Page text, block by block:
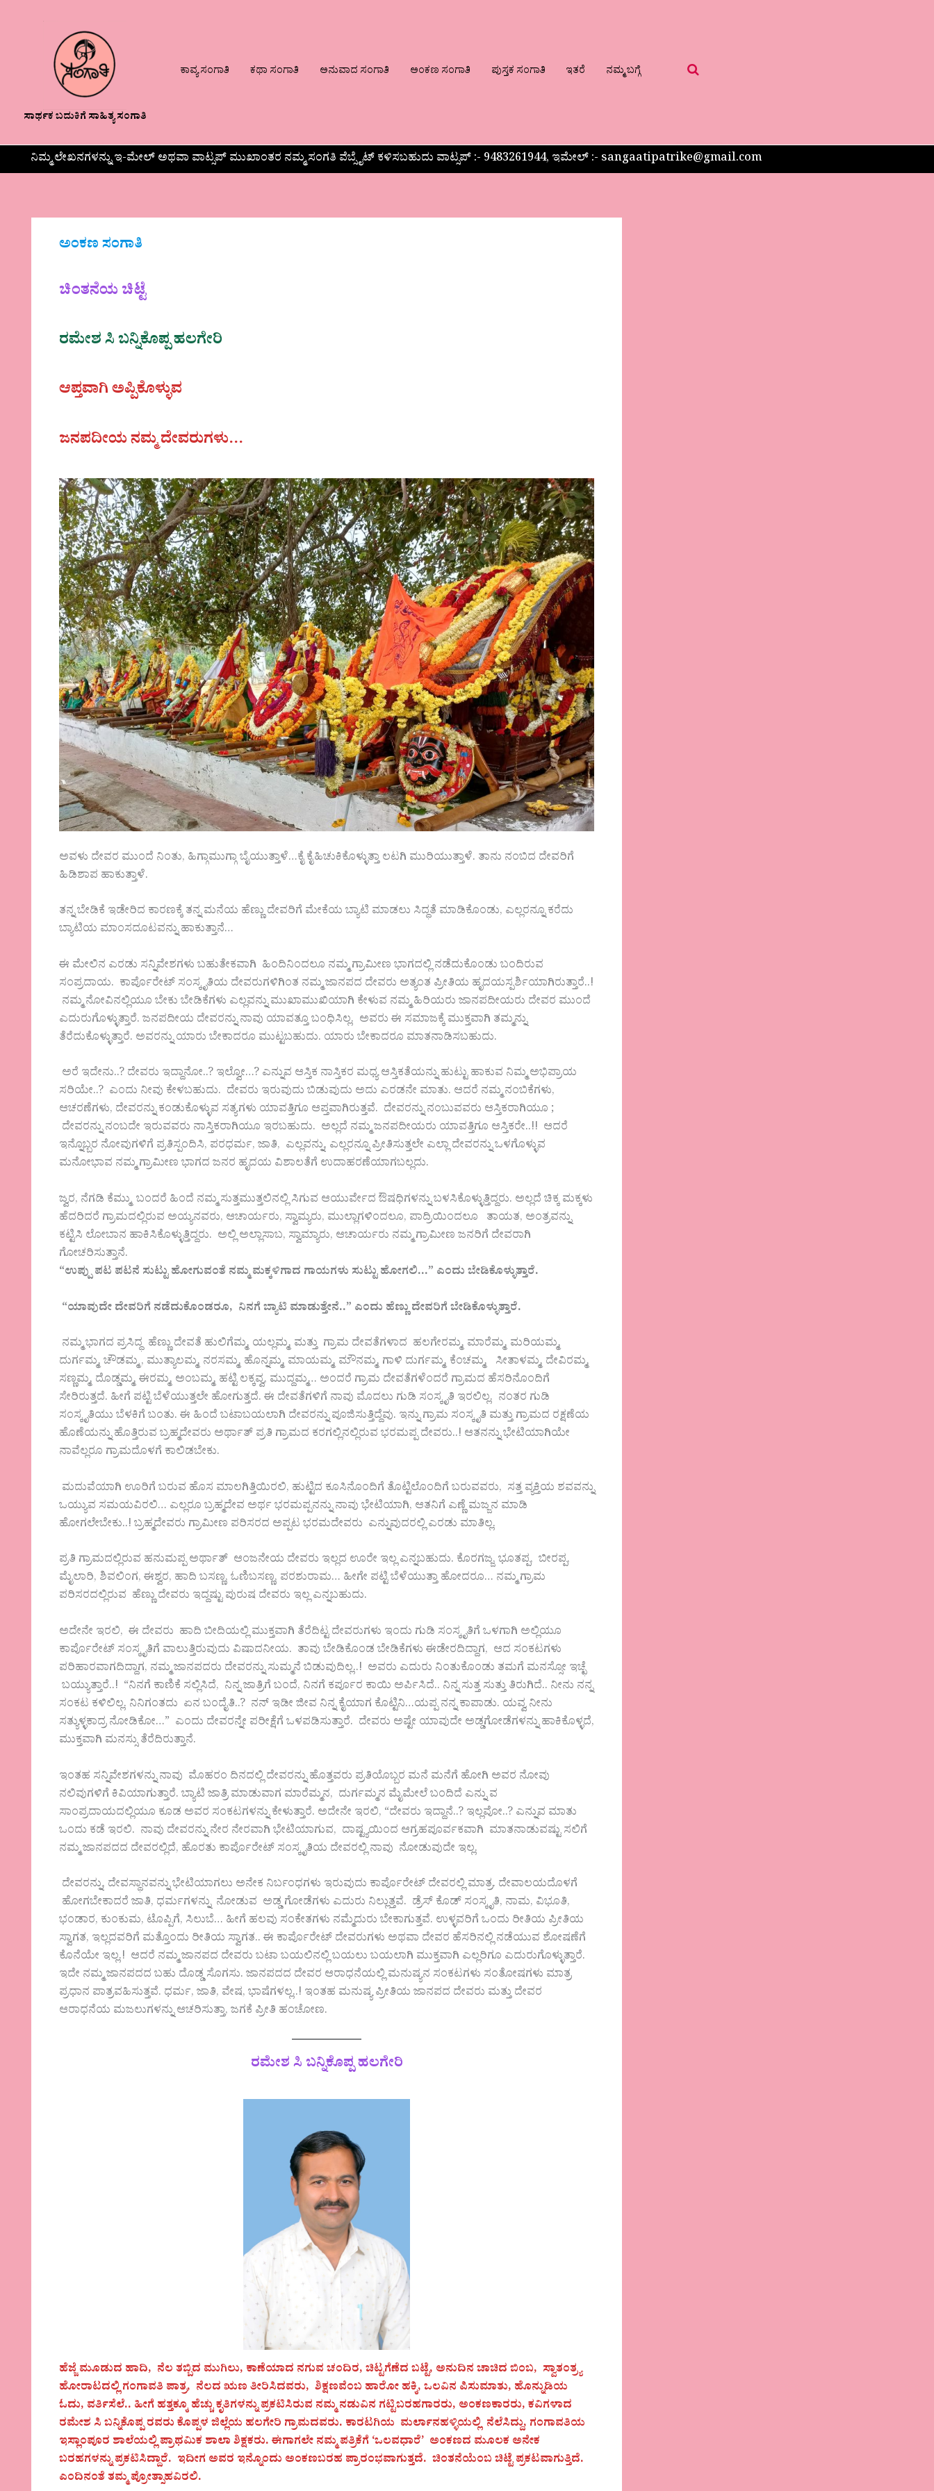
ಸಾರ್ಥಕ ಬದುಕಿಗೆ ಸಾಹಿತ್ಯ ಸಂಗಾತಿ
ಕಾವ್ಯ ಸಂಗಾತಿ ಕಥಾ ಸಂಗಾತಿ ಅನುವಾದ ಸಂಗಾತಿ ಅಂಕಣ ಸಂಗಾತಿ ಪುಸ್ತಕ ಸಂಗಾತಿ ಇತರೆ ನಮ್ಮ ಬಗ್ಗೆ
ನಿಮ್ಮ ಲೇಖನಗಳನ್ನು ಇ-ಮೇಲ್ ಅಥವಾ ವಾಟ್ಸಪ್ ಮುಖಾಂತರ ನಮ್ಮ ಸಂಗತಿ ವೆಬ್ಸೈಟ್ ಕಳಿಸಬಹುದು ವಾಟ್ಸಪ್‌ :- 9483261944, ಇಮೇಲ್ :- sangaatipatrike@gmail.com
ಅಂಕಣ ಸಂಗಾತಿ
ಚಿಂತನೆಯ ಚಿಟ್ಟೆ
ರಮೇಶ ಸಿ ಬನ್ನಿಕೊಪ್ಪ ಹಲಗೇರಿ
ಆಪ್ತವಾಗಿ ಅಪ್ಪಿಕೊಳ್ಳುವ
ಜನಪದೀಯ ನಮ್ಮ ದೇವರುಗಳು…
ಅವಳು ದೇವರ ಮುಂದೆ ನಿಂತು, ಹಿಗ್ಗಾಮುಗ್ಗಾ ಬೈಯುತ್ತಾಳೆ…ಕೈ ಕೈಹಿಚುಕಿಕೊಳ್ಳುತ್ತಾ ಲಟಗಿ ಮುರಿಯುತ್ತಾಳೆ. ತಾನು ನಂಬಿದ ದೇವರಿಗೆ
ಹಿಡಿಶಾಪ ಹಾಕುತ್ತಾಳೆ.
ತನ್ನ ಬೇಡಿಕೆ ಇಡೇರಿದ ಕಾರಣಕ್ಕೆ ತನ್ನ ಮನೆಯ ಹೆಣ್ಣು ದೇವರಿಗೆ ಮೇಕೆಯ ಬ್ಯಾಟಿ ಮಾಡಲು ಸಿದ್ಧತೆ ಮಾಡಿಕೊಂಡು, ಎಲ್ಲರನ್ನೂ ಕರೆದು
ಬ್ಯಾಟಿಯ ಮಾಂಸದೂಟವನ್ನು ಹಾಕುತ್ತಾನೆ…
ಈ ಮೇಲಿನ ಎರಡು ಸನ್ನಿವೇಶಗಳು ಬಹುತೇಕವಾಗಿ ಹಿಂದಿನಿಂದಲೂ ನಮ್ಮ ಗ್ರಾಮೀಣ ಭಾಗದಲ್ಲಿ ನಡೆದುಕೊಂಡು ಬಂದಿರುವ
ಸಂಪ್ರದಾಯ. ಕಾರ್ಪೊರೇಟ್ ಸಂಸ್ಕೃತಿಯ ದೇವರುಗಳಿಗಿಂತ ನಮ್ಮ ಜಾನಪದ ದೇವರು ಅತ್ಯಂತ ಪ್ರೀತಿಯ ಹೃದಯಸ್ಪರ್ಶಿಯಾಗಿರುತ್ತಾರೆ..!
ನಮ್ಮ ನೋವಿನಲ್ಲಿಯೂ ಬೇಕು ಬೇಡಿಕೆಗಳು ಎಲ್ಲವನ್ನು ಮುಖಾಮುಖಿಯಾಗಿ ಕೇಳುವ ನಮ್ಮ ಹಿರಿಯರು ಜಾನಪದೀಯರು ದೇವರ ಮುಂದೆ
ಎದುರುಗೊಳ್ಳುತ್ತಾರೆ. ಜನಪದೀಯ ದೇವರನ್ನು ನಾವು ಯಾವತ್ತೂ ಬಂಧಿಸಿಲ್ಲ. ಅವರು ಈ ಸಮಾಜಕ್ಕೆ ಮುಕ್ತವಾಗಿ ತಮ್ಮನ್ನು
ತೆರೆದುಕೊಳ್ಳುತ್ತಾರೆ. ಅವರನ್ನು ಯಾರು ಬೇಕಾದರೂ ಮುಟ್ಟಬಹುದು. ಯಾರು ಬೇಕಾದರೂ ಮಾತನಾಡಿಸಬಹುದು.
ಅರೆ ಇದೇನು..? ದೇವರು ಇದ್ದಾನೋ..? ಇಲ್ವೋ…? ಎನ್ನುವ ಆಸ್ತಿಕ ನಾಸ್ತಿಕರ ಮಧ್ಯ ಆಸ್ತಿಕತೆಯನ್ನು ಹುಟ್ಟು ಹಾಕುವ ನಿಮ್ಮ ಅಭಿಪ್ರಾಯ
ಸರಿಯೇ..? ಎಂದು ನೀವು ಕೇಳಬಹುದು. ದೇವರು ಇರುವುದು ಬಿಡುವುದು ಅದು ಎರಡನೇ ಮಾತು. ಆದರೆ ನಮ್ಮ ನಂಬಿಕೆಗಳು,
ಆಚರಣೆಗಳು, ದೇವರನ್ನು ಕಂಡುಕೊಳ್ಳುವ ಸತ್ಯಗಳು ಯಾವತ್ತಿಗೂ ಆಪ್ತವಾಗಿರುತ್ತವೆ. ದೇವರನ್ನು ನಂಬುವವರು ಆಸ್ತಿಕರಾಗಿಯೂ ;
ದೇವರನ್ನು ನಂಬದೇ ಇರುವವರು ನಾಸ್ತಿಕರಾಗಿಯೂ ಇರಬಹುದು. ಅಲ್ಲದೆ ನಮ್ಮ ಜನಪದೀಯರು ಯಾವತ್ತಿಗೂ ಆಸ್ತಿಕರೇ..!! ಆದರೆ
ಇನ್ನೊಬ್ಬರ ನೋವುಗಳಿಗೆ ಪ್ರತಿಸ್ಪಂದಿಸಿ, ಪರಧರ್ಮ, ಜಾತಿ, ಎಲ್ಲವನ್ನು, ಎಲ್ಲರನ್ನೂ ಪ್ರೀತಿಸುತ್ತಲೇ ಎಲ್ಲಾ ದೇವರನ್ನು ಒಳಗೊಳ್ಳುವ
ಮನೋಭಾವ ನಮ್ಮ ಗ್ರಾಮೀಣ ಭಾಗದ ಜನರ ಹೃದಯ ವಿಶಾಲತೆಗೆ ಉದಾಹರಣೆಯಾಗಬಲ್ಲದು.
ಜ್ವರ, ನೆಗಡಿ ಕೆಮ್ಮು ಬಂದರೆ ಹಿಂದೆ ನಮ್ಮ ಸುತ್ತಮುತ್ತಲಿನಲ್ಲಿ ಸಿಗುವ ಆಯುರ್ವೇದ ಔಷಧಿಗಳನ್ನು ಬಳಸಿಕೊಳ್ಳುತ್ತಿದ್ದರು. ಅಲ್ಲದೆ ಚಿಕ್ಕ ಮಕ್ಕಳು
ಹೆದರಿದರೆ ಗ್ರಾಮದಲ್ಲಿರುವ ಅಯ್ಯನವರು, ಆಚಾರ್ಯರು, ಸ್ವಾಮ್ಯರು, ಮುಲ್ಲಾಗಳಿಂದಲೂ, ಪಾದ್ರಿಯಿಂದಲೂ ತಾಯತ, ಅಂತ್ರವನ್ನು
ಕಟ್ಟಿಸಿ ಲೋಬಾನ ಹಾಕಿಸಿಕೊಳ್ಳುತ್ತಿದ್ದರು. ಅಲ್ಲಿ ಅಲ್ಲಾಸಾಬ, ಸ್ವಾಮ್ಯಾರು, ಆಚಾರ್ಯರು ನಮ್ಮ ಗ್ರಾಮೀಣ ಜನರಿಗೆ ದೇವರಾಗಿ
ಗೋಚರಿಸುತ್ತಾನೆ.
“ಉಪ್ಪು ಪಟ ಪಟನೆ ಸುಟ್ಟು ಹೋಗುವಂತೆ ನಮ್ಮ ಮಕ್ಕಳಿಗಾದ ಗಾಯಗಳು ಸುಟ್ಟು ಹೋಗಲಿ…” ಎಂದು ಬೇಡಿಕೊಳ್ಳುತ್ತಾರೆ.
“ಯಾವುದೇ ದೇವರಿಗೆ ನಡೆದುಕೊಂಡರೂ, ನಿನಗೆ ಬ್ಯಾಟಿ ಮಾಡುತ್ತೇನೆ..” ಎಂದು ಹೆಣ್ಣು ದೇವರಿಗೆ ಬೇಡಿಕೊಳ್ಳುತ್ತಾರೆ.
ನಮ್ಮ ಭಾಗದ ಪ್ರಸಿದ್ಧ ಹೆಣ್ಣು ದೇವತೆ ಹುಲಿಗೆಮ್ಮ, ಯಲ್ಲಮ್ಮ, ಮತ್ತು ಗ್ರಾಮ ದೇವತೆಗಳಾದ ಹಲಗೇರಮ್ಮ, ಮಾರೆಮ್ಮ, ಮರಿಯಮ್ಮ,
ದುರ್ಗಮ್ಮ, ಚೌಡಮ್ಮ , ಮುತ್ಯಾಲಮ್ಮ, ನರಸಮ್ಮ, ಹೊನ್ನಮ್ಮ, ಮಾಯಮ್ಮ, ಮೌನಮ್ಮ, ಗಾಳಿ ದುರ್ಗಮ್ಮ, ಕೆಂಚಮ್ಮ, ಸೀತಾಳಮ್ಮ, ದೇವಿರಮ್ಮ,
ಸಣ್ಣಮ್ಮ, ದೊಡ್ಡಮ್ಮ, ಈರಮ್ಮ, ಅಂಬಮ್ಮ, ಹಟ್ಟಿ ಲಕ್ಕವ್ವ, ಮುದ್ದಮ್ಮ… ಅಂದರೆ ಗ್ರಾಮ ದೇವತೆಗಳೆಂದರೆ ಗ್ರಾಮದ ಹೆಸರಿನೊಂದಿಗೆ
ಸೇರಿರುತ್ತದೆ. ಹೀಗೆ ಪಟ್ಟಿ ಬೆಳೆಯುತ್ತಲೇ ಹೋಗುತ್ತದೆ. ಈ ದೇವತೆಗಳಿಗೆ ನಾವು ಮೊದಲು ಗುಡಿ ಸಂಸ್ಕೃತಿ ಇರಲಿಲ್ಲ. ನಂತರ ಗುಡಿ
ಸಂಸ್ಕೃತಿಯು ಬೆಳಕಿಗೆ ಬಂತು. ಈ ಹಿಂದೆ ಬಟಾಬಯಲಾಗಿ ದೇವರನ್ನು ಪೂಜಿಸುತ್ತಿದ್ದೆವು. ಇನ್ನು ಗ್ರಾಮ ಸಂಸ್ಕೃತಿ ಮತ್ತು ಗ್ರಾಮದ ರಕ್ಷಣೆಯ
ಹೊಣೆಯನ್ನು ಹೊತ್ತಿರುವ ಬ್ರಹ್ಮದೇವರು ಅರ್ಥಾತ್ ಪ್ರತಿ ಗ್ರಾಮದ ಕರಗಲ್ಲಿನಲ್ಲಿರುವ ಭರಮಪ್ಪ ದೇವರು..! ಆತನನ್ನು ಭೇಟಿಯಾಗಿಯೇ
ನಾವೆಲ್ಲರೂ ಗ್ರಾಮದೊಳಗೆ ಕಾಲಿಡಬೇಕು.
ಮದುವೆಯಾಗಿ ಊರಿಗೆ ಬರುವ ಹೊಸ ಮಾಲಗಿತ್ತಿಯಿರಲಿ, ಹುಟ್ಟಿದ ಕೂಸಿನೊಂದಿಗೆ ತೊಟ್ಟಿಲೊಂದಿಗೆ ಬರುವವರು, ಸತ್ತ ವ್ಯಕ್ತಿಯ ಶವವನ್ನು
ಒಯ್ಯುವ ಸಮಯವಿರಲಿ… ಎಲ್ಲರೂ ಬ್ರಹ್ಮದೇವ ಅರ್ಥ ಭರಮಪ್ಪನನ್ನು ನಾವು ಭೇಟಿಯಾಗಿ, ಆತನಿಗೆ ಎಣ್ಣೆ ಮಜ್ಜನ ಮಾಡಿ
ಹೋಗಲೇಬೇಕು..! ಬ್ರಹ್ಮದೇವರು ಗ್ರಾಮೀಣ ಪರಿಸರದ ಅಪ್ಪಟ ಭರಮದೇವರು ಎನ್ನುವುದರಲ್ಲಿ ಎರಡು ಮಾತಿಲ್ಲ.
ಪ್ರತಿ ಗ್ರಾಮದಲ್ಲಿರುವ ಹನುಮಪ್ಪ ಅರ್ಥಾತ್ ಆಂಜನೇಯ ದೇವರು ಇಲ್ಲದ ಊರೇ ಇಲ್ಲ ಎನ್ನಬಹುದು. ಕೊರಗಜ್ಜ, ಭೂತಪ್ಪ, ಬೀರಪ್ಪ,
ಮೈಲಾರಿ, ಶಿವಲಿಂಗ, ಈಶ್ವರ, ಹಾದಿ ಬಸಣ್ಣ, ಓಣಿಬಸಣ್ಣ, ಪರಶುರಾಮ… ಹೀಗೇ ಪಟ್ಟಿ ಬೆಳೆಯುತ್ತಾ ಹೋದರೂ… ನಮ್ಮ ಗ್ರಾಮ
ಪರಿಸರದಲ್ಲಿರುವ ಹೆಣ್ಣು ದೇವರು ಇದ್ದಷ್ಟು ಪುರುಷ ದೇವರು ಇಲ್ಲ ಎನ್ನಬಹುದು.
ಅದೇನೇ ಇರಲಿ, ಈ ದೇವರು ಹಾದಿ ಬೀದಿಯಲ್ಲಿ ಮುಕ್ತವಾಗಿ ತೆರೆದಿಟ್ಟ ದೇವರುಗಳು ಇಂದು ಗುಡಿ ಸಂಸ್ಕೃತಿಗೆ ಒಳಗಾಗಿ ಅಲ್ಲಿಯೂ
ಕಾರ್ಪೊರೇಟ್ ಸಂಸ್ಕೃತಿಗೆ ವಾಲುತ್ತಿರುವುದು ವಿಷಾದನೀಯ. ತಾವು ಬೇಡಿಕೊಂಡ ಬೇಡಿಕೆಗಳು ಈಡೇರದಿದ್ದಾಗ, ಆದ ಸಂಕಟಗಳು
ಪರಿಹಾರವಾಗದಿದ್ದಾಗ, ನಮ್ಮ ಜಾನಪದರು ದೇವರನ್ನು ಸುಮ್ಮನೆ ಬಿಡುವುದಿಲ್ಲ..! ಅವರು ಎದುರು ನಿಂತುಕೊಂಡು ತಮಗೆ ಮನಸ್ಸೋ ಇಚ್ಛೆ
ಬಯ್ಯುತ್ತಾರೆ..! “ನಿನಗೆ ಕಾಣಿಕೆ ಸಲ್ಲಿಸಿದೆ, ನಿನ್ನ ಜಾತ್ರಿಗೆ ಬಂದೆ, ನಿನಗೆ ಕರ್ಪೂರ ಕಾಯಿ ಅರ್ಪಿಸಿದೆ.. ನಿನ್ನ ಸುತ್ತ ಸುತ್ತು ತಿರುಗಿದೆ.. ನೀನು ನನ್ನ
ಸಂಕಟ ಕಳಿಲಿಲ್ಲ. ನಿನಿಗಂತದು ಏನ ಬಂದೈತಿ..? ನನ್ ಇಡೀ ಜೀವ ನಿನ್ನ ಕೈಯಾಗ ಕೊಟ್ಟಿನಿ…ಯಪ್ಪ ನನ್ನ ಕಾಪಾಡು. ಯವ್ವ ನೀನು
ಸತ್ಯುಳ್ಳಕಾದ್ರ ನೋಡಿಕೋ…” ಎಂದು ದೇವರನ್ನೇ ಪರೀಕ್ಷೆಗೆ ಒಳಪಡಿಸುತ್ತಾರೆ. ದೇವರು ಅಷ್ಟೇ ಯಾವುದೇ ಅಡ್ಡಗೋಡೆಗಳನ್ನು ಹಾಕಿಕೊಳ್ಳದೆ,
ಮುಕ್ತವಾಗಿ ಮನಸ್ಸು ತೆರೆದಿರುತ್ತಾನೆ.
ಇಂತಹ ಸನ್ನಿವೇಶಗಳನ್ನು ನಾವು ಮೊಹರಂ ದಿನದಲ್ಲಿ ದೇವರನ್ನು ಹೊತ್ತವರು ಪ್ರತಿಯೊಬ್ಬರ ಮನೆ ಮನೆಗೆ ಹೋಗಿ ಅವರ ನೋವು
ನಲಿವುಗಳಿಗೆ ಕಿವಿಯಾಗುತ್ತಾರೆ. ಬ್ಯಾಟಿ ಜಾತ್ರಿ ಮಾಡುವಾಗ ಮಾರೆಮ್ಮನ, ದುರ್ಗಮ್ಮನ ಮೈಮೇಲೆ ಬಂದಿದೆ ಎನ್ನು ವ
ಸಾಂಪ್ರದಾಯದಲ್ಲಿಯೂ ಕೂಡ ಅವರ ಸಂಕಟಗಳನ್ನು ಕೇಳುತ್ತಾರೆ. ಅದೇನೇ ಇರಲಿ, “ದೇವರು ಇದ್ದಾನೆ..? ಇಲ್ಲವೋ..? ಎನ್ನುವ ಮಾತು
ಒಂದು ಕಡೆ ಇರಲಿ. ನಾವು ದೇವರನ್ನು ನೇರ ನೇರವಾಗಿ ಭೇಟಿಯಾಗುವ, ದಾಷ್ಟ್ಯಯಿಂದ ಆಗ್ರಹಪೂರ್ವಕವಾಗಿ ಮಾತನಾಡುವಷ್ಟು ಸಲಿಗೆ
ನಮ್ಮ ಜಾನಪದದ ದೇವರಲ್ಲಿದೆ, ಹೊರತು ಕಾರ್ಪೊರೇಟ್ ಸಂಸ್ಕೃತಿಯ ದೇವರಲ್ಲಿ ನಾವು ನೋಡುವುದೇ ಇಲ್ಲ.
ದೇವರನ್ನು, ದೇವಸ್ಥಾನವನ್ನು ಭೇಟಿಯಾಗಲು ಅನೇಕ ನಿರ್ಬಂಧಗಳು ಇರುವುದು ಕಾರ್ಪೊರೇಟ್ ದೇವರಲ್ಲಿ ಮಾತ್ರ. ದೇವಾಲಯದೊಳಗೆ
ಹೋಗಬೇಕಾದರೆ ಜಾತಿ, ಧರ್ಮಗಳನ್ನು ನೋಡುವ ಅಡ್ಡ ಗೋಡೆಗಳು ಎದುರು ನಿಲ್ಲುತ್ತವೆ. ಡ್ರೆಸ್ ಕೊಡ್ ಸಂಸ್ಕೃತಿ, ನಾಮ, ವಿಭೂತಿ,
ಭಂಡಾರ, ಕುಂಕುಮ, ಟೊಪ್ಪಿಗೆ, ಸಿಲುಬೆ… ಹೀಗೆ ಹಲವು ಸಂಕೇತಗಳು ನಮ್ಮೆದುರು ಬೇಕಾಗುತ್ತವೆ. ಉಳ್ಳವರಿಗೆ ಒಂದು ರೀತಿಯ ಪ್ರೀತಿಯ
ಸ್ವಾಗತ, ಇಲ್ಲದವರಿಗೆ ಮತ್ತೊಂದು ರೀತಿಯ ಸ್ವಾಗತ.. ಈ ಕಾರ್ಪೊರೇಟ್ ದೇವರುಗಳು ಅಥವಾ ದೇವರ ಹೆಸರಿನಲ್ಲಿ ನಡೆಯುವ ಶೋಷಣೆಗೆ
ಕೊನೆಯೇ ಇಲ್ಲ.! ಆದರೆ ನಮ್ಮ ಜಾನಪದ ದೇವರು ಬಟಾ ಬಯಲಿನಲ್ಲಿ ಬಯಲು ಬಯಲಾಗಿ ಮುಕ್ತವಾಗಿ ಎಲ್ಲರಿಗೂ ಎದುರುಗೊಳ್ಳುತ್ತಾರೆ.
ಇದೇ ನಮ್ಮ ಜಾನಪದದ ಬಹು ದೊಡ್ಡ ಸೊಗಸು. ಜಾನಪದದ ದೇವರ ಆರಾಧನೆಯಲ್ಲಿ ಮನುಷ್ಯನ ಸಂಕಟಗಳು ಸಂತೋಷಗಳು ಮಾತ್ರ
ಪ್ರಧಾನ ಪಾತ್ರವಹಿಸುತ್ತವೆ. ಧರ್ಮ, ಜಾತಿ, ವೇಷ, ಭಾಷೆಗಳಲ್ಲ..! ಇಂತಹ ಮನುಷ್ಯ ಪ್ರೀತಿಯ ಜಾನಪದ ದೇವರು ಮತ್ತು ದೇವರ
ಆರಾಧನೆಯ ಮಜಲುಗಳನ್ನು ಆಚರಿಸುತ್ತಾ, ಜಗಕೆ ಪ್ರೀತಿ ಹಂಚೋಣ.
ರಮೇಶ ಸಿ ಬನ್ನಿಕೊಪ್ಪ ಹಲಗೇರಿ
ಹೆಜ್ಜೆ ಮೂಡುದ ಹಾದಿ, ನೆಲ ತಬ್ಬಿದ ಮುಗಿಲು, ಕಾಣೆಯಾದ ನಗುವ ಚಂದಿರ, ಚಿಟ್ಟಗೆಣೆದ ಬಟ್ಟೆ, ಅನುದಿನ ಚಾಚಿದ ಬಿಂಬ, ಸ್ವಾತಂತ್ರ್ಯ
ಹೋರಾಟದಲ್ಲಿ ಗಂಗಾವತಿ ಪಾತ್ರ, ನೆಲದ ಋಣ ತೀರಿಸಿದವರು, ಶಿಕ್ಷಣವೆಂಬ ಹಾರೋ ಹಕ್ಕಿ, ಒಲವಿನ ಪಿಸುಮಾತು, ಹೊನ್ನುಡಿಯ
ಓದು, ವರ್ತಿಸೆಲೆ.. ಹೀಗೆ ಹತ್ತಕ್ಕೂ ಹೆಚ್ಚು ಕೃತಿಗಳನ್ನು ಪ್ರಕಟಿಸಿರುವ ನಮ್ಮ ನಡುವಿನ ಗಟ್ಟಿಬರಹಗಾರರು, ಅಂಕಣಕಾರರು, ಕವಿಗಳಾದ
ರಮೇಶ ಸಿ ಬನ್ನಿಕೊಪ್ಪ ರವರು ಕೊಪ್ಪಳ ಜಿಲ್ಲೆಯ ಹಲಗೇರಿ ಗ್ರಾಮದವರು. ಕಾರಟಗಿಯ ಮರ್ಲಾನಹಳ್ಳಿಯಲ್ಲಿ ನೆಲೆಸಿದ್ದು, ಗಂಗಾವತಿಯ
ಇಸ್ಲಾಂಪೂರ ಶಾಲೆಯಲ್ಲಿ ಪ್ರಾಥಮಿಕ ಶಾಲಾ ಶಿಕ್ಷಕರು. ಈಗಾಗಲೇ ನಮ್ಮ ಪತ್ರಿಕೆಗೆ ‘ಒಲವಧಾರೆ’ ಅಂಕಣದ ಮೂಲಕ ಅನೇಕ
ಬರಹಗಳನ್ನು ಪ್ರಕಟಿಸಿದ್ದಾರೆ. ಇದೀಗ ಅವರ ಇನ್ನೊಂದು ಅಂಕಣಬರಹ ಪ್ರಾರಂಭವಾಗುತ್ತದೆ. ಚಿಂತನೆಯೆಂಬ ಚಿಟ್ಟೆ ಪ್ರಕಟವಾಗುತ್ತಿದೆ.
ಎಂದಿನಂತೆ ತಮ್ಮ ಪ್ರೋತ್ಸಾಹವಿರಲಿ.